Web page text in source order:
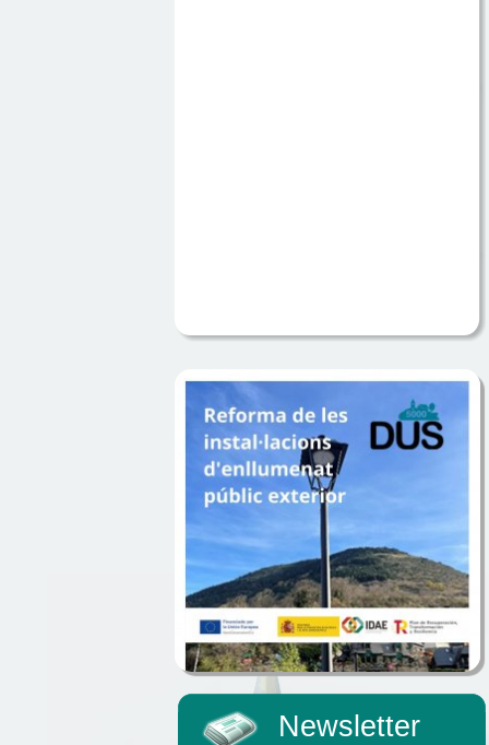
Newsletter